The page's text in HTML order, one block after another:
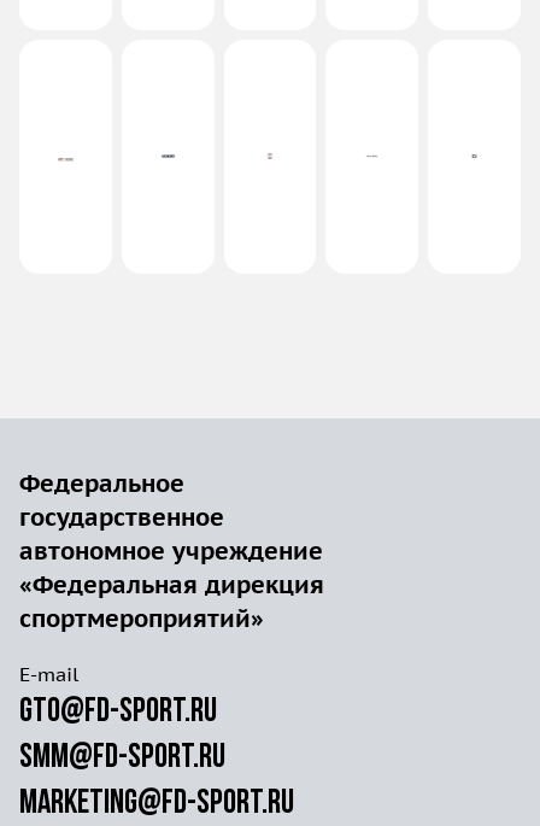
Федеральное
государственное
автономное учреждение
«Федеральная дирекция
спортмероприятий»
E-mail
gto@fd-sport.ru
smm@fd-sport.ru
marketing@fd-sport.ru